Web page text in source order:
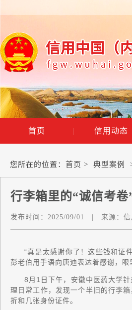
首页 | 信用动态
您所在的位置： 首页 > 典型案例
行李箱里的“诚信考
发布时间： 2025/09/01 来源： 信
“真是太感谢你了！这些钱和证
彭老伯用手语向唐迪表达着感谢，
8月1日下午，安徽中医药大学
理日常工作，发现一个半旧的行李
折和几张身份证件。